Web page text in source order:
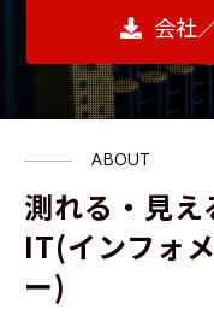
会社
ABOUT
測れる・見え
IT(インフォ
ー)